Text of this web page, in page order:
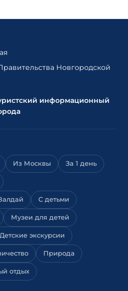
Новгородской
информационный
Из Москвы За 1 день
С детьми
Музеи для детей
Детские экскурсии
Природа
отдых